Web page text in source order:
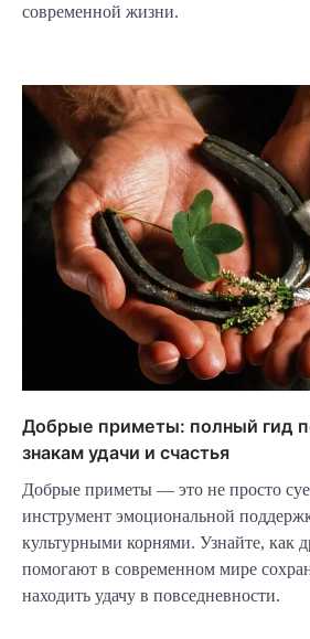
современной жизни.
Добрые приметы: полный гид
знакам удачи и счастья
Добрые приметы — это не просто
инструмент эмоциональной
культурными корнями. Узнайте, как
помогают в современном мире
находить удачу в повседневности.